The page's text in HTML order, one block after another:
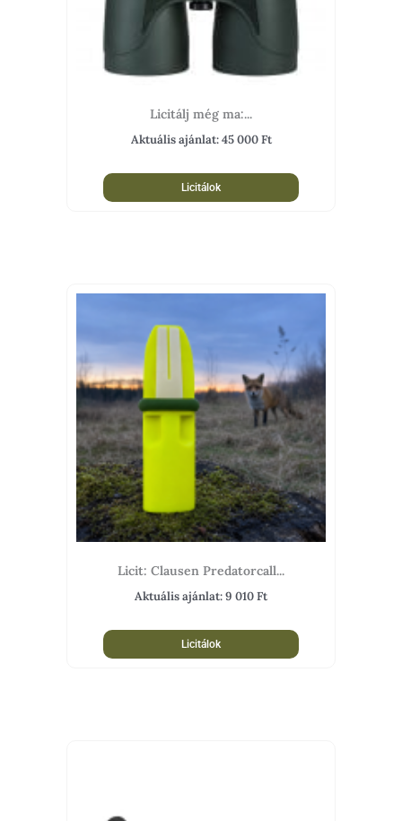
Licitálj még ma:...
Aktuális ajánlat:45 000Ft
Licitálok
Licit: Clausen Predatorcall...
Aktuális ajánlat:9 010Ft
Licitálok